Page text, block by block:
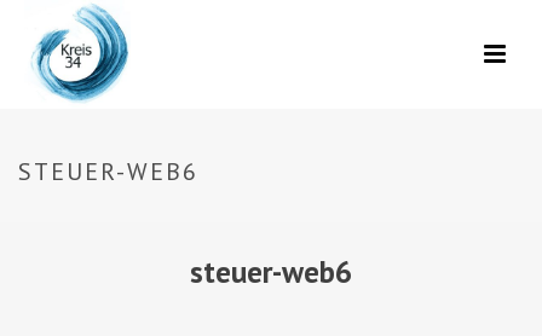
STEUER-WEB6
steuer-web6